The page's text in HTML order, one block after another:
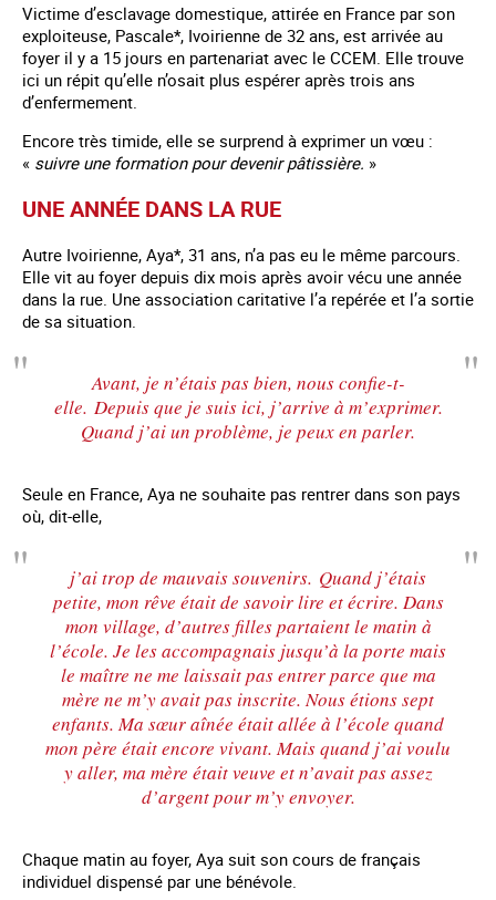
Victime d’esclavage domestique, attirée en France par son
exploiteuse, Pascale*, Ivoirienne de 32 ans, est arrivée au
foyer il y a 15 jours en partenariat avec le CCEM. Elle trouve
ici un répit qu’elle n’osait plus espérer après trois ans
d’enfermement.
Encore très timide, elle se surprend à exprimer un vœu :
« suivre une formation pour devenir pâtissière. »
UNE ANNÉE DANS LA RUE
Autre Ivoirienne, Aya*, 31 ans, n’a pas eu le même parcours.
Elle vit au foyer depuis dix mois après avoir vécu une année
dans la rue. Une association caritative l’a repérée et l’a sortie
de sa situation.
Avant, je n’étais pas bien, nous confie-t-
elle. Depuis que je suis ici, j’arrive à m’exprimer.
Quand j’ai un problème, je peux en parler.
Seule en France, Aya ne souhaite pas rentrer dans son pays
où, dit-elle,
j’ai trop de mauvais souvenirs. Quand j’étais
petite, mon rêve était de savoir lire et écrire. Dans
mon village, d’autres filles partaient le matin à
l’école. Je les accompagnais jusqu’à la porte mais
le maître ne me laissait pas entrer parce que ma
mère ne m’y avait pas inscrite. Nous étions sept
enfants. Ma sœur aînée était allée à l’école quand
mon père était encore vivant. Mais quand j’ai voulu
y aller, ma mère était veuve et n’avait pas assez
d’argent pour m’y envoyer.
Chaque matin au foyer, Aya suit son cours de français
individuel dispensé par une bénévole.